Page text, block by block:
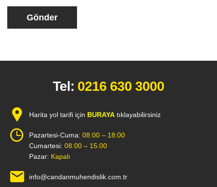
Gönder
Tel: 0216 630 3000
Harita yol tarifi için BURAYA tıklayabilirsiniz
Pazartesi-Cuma: 08:00 – 18:00
Cumartesi: 08:00 – 15:00
Pazar: Kapalı
info@candanmuhendislik.com.tr